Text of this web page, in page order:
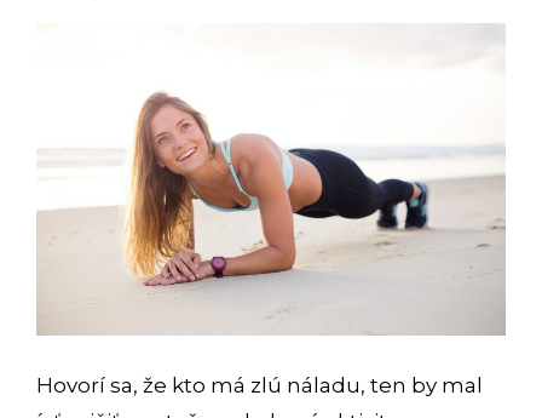
Hovorí sa, že kto má zlú náladu, ten by mal